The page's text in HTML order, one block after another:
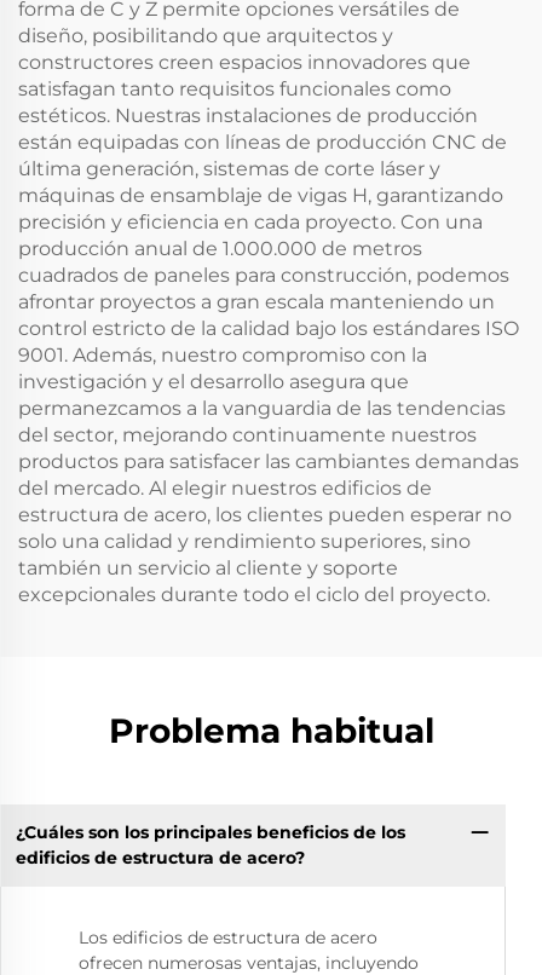
forma de C y Z permite opciones versátiles de
diseño, posibilitando que arquitectos y
constructores creen espacios innovadores que
satisfagan tanto requisitos funcionales como
estéticos. Nuestras instalaciones de producción
están equipadas con líneas de producción CNC de
última generación, sistemas de corte láser y
máquinas de ensamblaje de vigas H, garantizando
precisión y eficiencia en cada proyecto. Con una
producción anual de 1.000.000 de metros
cuadrados de paneles para construcción, podemos
afrontar proyectos a gran escala manteniendo un
control estricto de la calidad bajo los estándares ISO
9001. Además, nuestro compromiso con la
investigación y el desarrollo asegura que
permanezcamos a la vanguardia de las tendencias
del sector, mejorando continuamente nuestros
productos para satisfacer las cambiantes demandas
del mercado. Al elegir nuestros edificios de
estructura de acero, los clientes pueden esperar no
solo una calidad y rendimiento superiores, sino
también un servicio al cliente y soporte
excepcionales durante todo el ciclo del proyecto.
Problema habitual
¿Cuáles son los principales beneficios de los
edificios de estructura de acero?
Los edificios de estructura de acero
ofrecen numerosas ventajas, incluyendo